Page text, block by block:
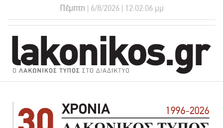
Πέμπτη | 6/8/2026 | 12:02:07 μμ